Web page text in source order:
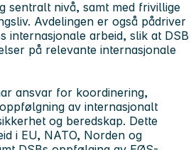
sentralt nivå, samt med frivillige
Avdelingen er også pådriver
internasjonale arbeid, slik at DSB
på relevante internasjonale
ansvar for koordinering,
av internasjonalt
og beredskap. Dette
i EU, NATO, Norden og